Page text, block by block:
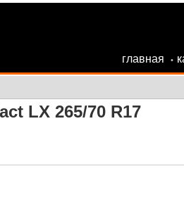
главная •
LX 265/70 R17